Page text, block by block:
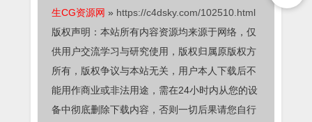
生CG资源网 » https://c4dsky.com/102510.html
版权声明：本站所有内容资源均来源于网络，仅
供用户交流学习与研究使用，版权归属原版权方
所有，版权争议与本站无关，用户本人下载后不
能用作商业或非法用途，需在24小时内从您的设
备中彻底删除下载内容，否则一切后果请您自行